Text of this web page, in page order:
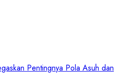
Pentingnya Pola Asuh dan